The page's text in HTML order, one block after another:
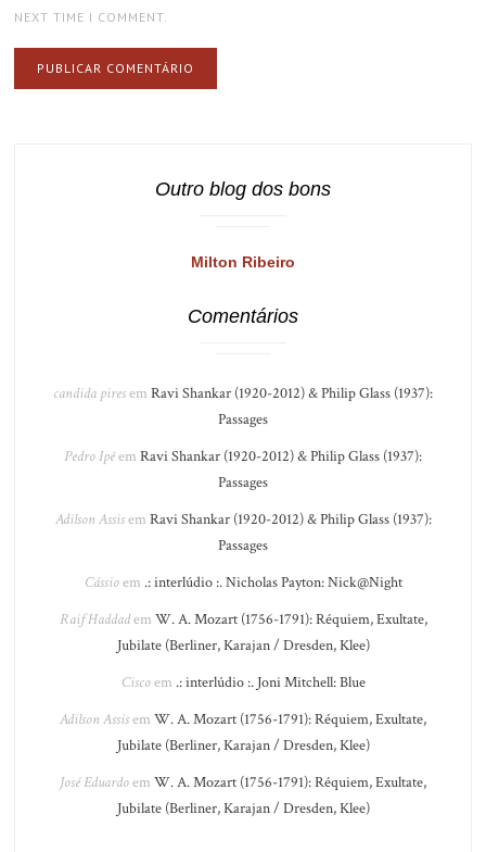
NEXT TIME I COMMENT.
Outro blog dos bons
Milton Ribeiro
Comentários
candida piresem Ravi Shankar (1920-2012) & Philip Glass (1937):
Passages
Pedro Ipêem Ravi Shankar (1920-2012) & Philip Glass (1937):
Passages
Adilson Assisem Ravi Shankar (1920-2012) & Philip Glass (1937):
Passages
Cássioem .: interlúdio :. Nicholas Payton: Nick@Night
Raif Haddadem W. A. Mozart (1756-1791): Réquiem, Exultate,
Jubilate (Berliner, Karajan / Dresden, Klee)
Ciscoem .: interlúdio :. Joni Mitchell: Blue
Adilson Assisem W. A. Mozart (1756-1791): Réquiem, Exultate,
Jubilate (Berliner, Karajan / Dresden, Klee)
José Eduardoem W. A. Mozart (1756-1791): Réquiem, Exultate,
Jubilate (Berliner, Karajan / Dresden, Klee)